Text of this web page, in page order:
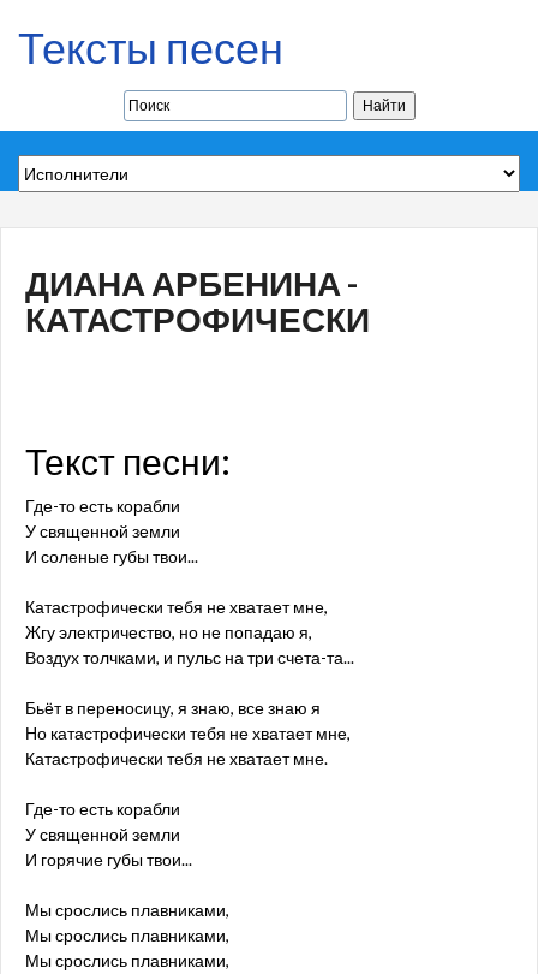
Тексты песен
ДИАНА АРБЕНИНА -
КАТАСТРОФИЧЕСКИ
Текст песни:
Где-то есть корабли
У священной земли
И соленые губы твои...
Катастрофически тебя не хватает мне,
Жгу электричество, но не попадаю я,
Воздух толчками, и пульс на три счета-та...
Бьёт в переносицу, я знаю, все знаю я
Но катастрофически тебя не хватает мне,
Катастрофически тебя не хватает мне.
Где-то есть корабли
У священной земли
И горячие губы твои...
Мы срослись плавниками,
Мы срослись плавниками,
Мы срослись плавниками,